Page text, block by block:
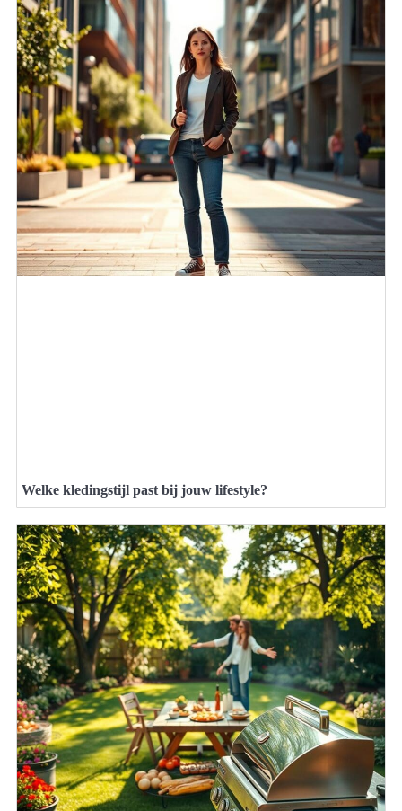
Welke kledingstijl past bij jouw lifestyle?